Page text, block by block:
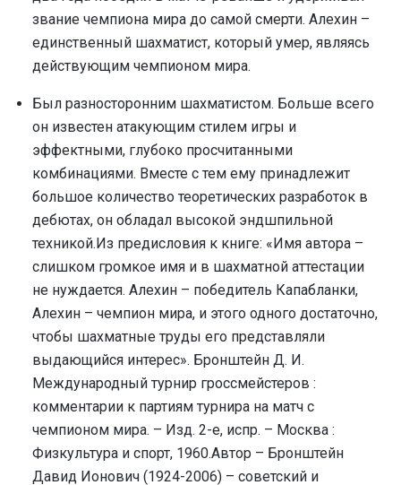
звание чемпиона мира до самой смерти. Алехин –
единственный шахматист, который умер, являясь
действующим чемпионом мира.
Был разносторонним шахматистом. Больше всего
он известен атакующим стилем игры и
эффектными, глубоко просчитанными
комбинациями. Вместе с тем ему принадлежит
большое количество теоретических разработок в
дебютах, он обладал высокой эндшпильной
техникой.Из предисловия к книге: «Имя автора –
слишком громкое имя и в шахматной аттестации
не нуждается. Алехин – победитель Капабланки,
Алехин – чемпион мира, и этого одного достаточно,
чтобы шахматные труды его представляли
выдающийся интерес». Бронштейн Д. И.
Международный турнир гроссмейстеров :
комментарии к партиям турнира на матч с
чемпионом мира. – Изд. 2-е, испр. – Москва :
Физкультура и спорт, 1960.Автор – Бронштейн
Давид Ионович (1924-2006) – советский и